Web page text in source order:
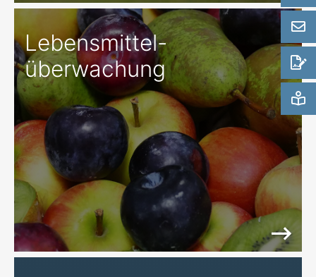
Lebensmittel-
überwachung